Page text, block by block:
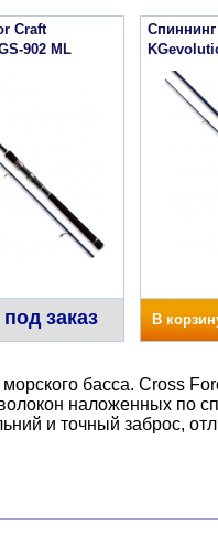
Craft
902 ML
под заказ В
басса. Cross
наложенных по
и точный заброс,